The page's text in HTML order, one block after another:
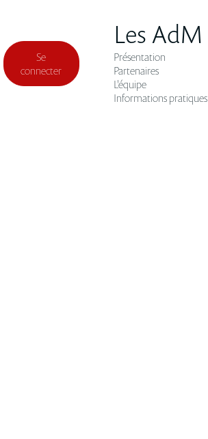
Se
connecter
Les AdM
Présentation
Partenaires
L'équipe
Informations pratiques